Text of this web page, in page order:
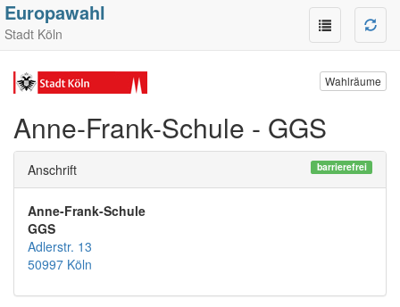
Europawahl
Stadt Köln
Wahlräume
Anne-Frank-Schule - GGS
Anschrift barrierefrei
Anne-Frank-Schule
GGS
Adlerstr. 13
50997 Köln